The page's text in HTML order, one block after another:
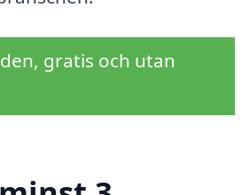
gratis och utan